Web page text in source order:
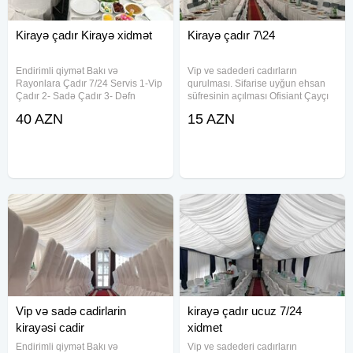
Kirayə çadır Kirayə xidmət
Endirimli qiymət Bakı və
Rayonlara Çadır 7/24 Servis 1-Vip
Çadır 2- Sadə Çadır 3- Dəfn
Salatçı 7- Çayçı 8-Ofisant Kişi &
40 AZN
Kirayə çadır 7\24
Vip ve sadederi cadırların
qurulması. Sifarise uyğun ehsan
süfresinin açılması Ofisiant Çayçı
stul Samavar Kiraye cadır, çadır,
15 AZN
Vip və sadə cadirlarin
kirayəsi cadir
Endirimli qiymət Bakı və
kirayə çadır ucuz 7/24
xidmet
Vip ve sadederi cadırların